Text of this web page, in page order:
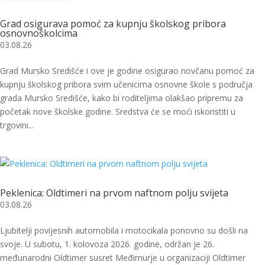
Grad osigurava pomoć za kupnju školskog pribora
osnovnoškolcima
03.08.26
Grad Mursko Središće i ove je godine osigurao novčanu pomoć za
kupnju školskog pribora svim učenicima osnovne škole s područja
grada Mursko Središće, kako bi roditeljima olakšao pripremu za
početak nove školske godine. Sredstva će se moći iskoristiti u
trgovini...
Peklenica: Oldtimeri na prvom naftnom polju svijeta
03.08.26
Ljubitelji povijesnih automobila i motocikala ponovno su došli na
svoje. U subotu, 1. kolovoza 2026. godine, održan je 26.
međunarodni Oldtimer susret Međimurje u organizaciji Oldtimer